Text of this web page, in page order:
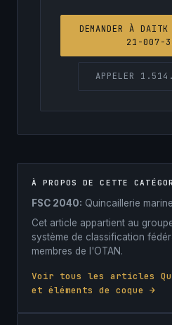
DEMANDER À
21-007-
APPELER
À PROPOS DE CETTE
FSC 2040: Quincaillerie
Cet article appartient au
système de classification
membres de l'OTAN.
Voir tous les articles
et éléments de coque →